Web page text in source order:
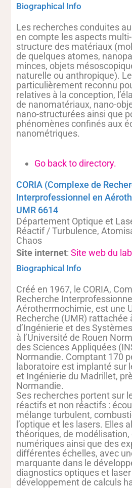
Biographical Info
Les recherches conduites
en compte les aspects
structure des matériaux
de quelques atomes,
minces, objets
naturelle ou anthropique).
particulièrement reconnu
relatives à la conception,
de nanomatériaux, nano-
nano-structurées ainsi que
phénomènes confinés aux
nanométriques.
Go back to directory.
CORIA (Complexe de
Interprofessionnel en
UMR 6614
Département Optique et
Réactif / Turbulence,
Chaos
Site internet: Site web du
Biographical Info
Créé en 1967, le CORIA,
Recherche
Aérothermochimie, est une
Recherche (UMR) rattachée
d’Ingénierie et des
à l’Université de Rouen
des Sciences Appliquées
Normandie. Comptant 170
laboratoire est implanté sur
et Ingénierie du Madrillet,
Normandie.
Ses recherches portent sur
réactifs et non réactifs :
mélange turbulent,
l’optique et les lasers. Elles
théoriques, de
numériques ainsi que des
différentes échelles, avec
marquante dans le
diagnostics optiques et
développement de calculs